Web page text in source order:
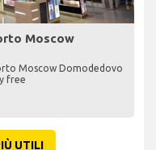
Moscow
free